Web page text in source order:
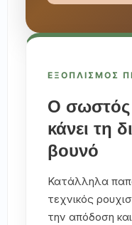
ΕΞΟΠΛΙΣΜΟΣ
Ο σωστός
κάνει τη
βουνό
Κατάλληλα
τεχνικός
την απόδοση